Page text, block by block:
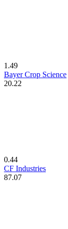
1.49
Bayer Crop Science
20.22
0.44
CF Industries
87.07